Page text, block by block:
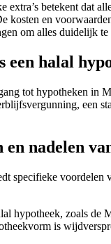
extra’s betekent dat
kosten en
om alles duidelijk
een halal
tot hypotheken in
een
nadelen
specifieke voordelen
hypotheek, zoals de
is